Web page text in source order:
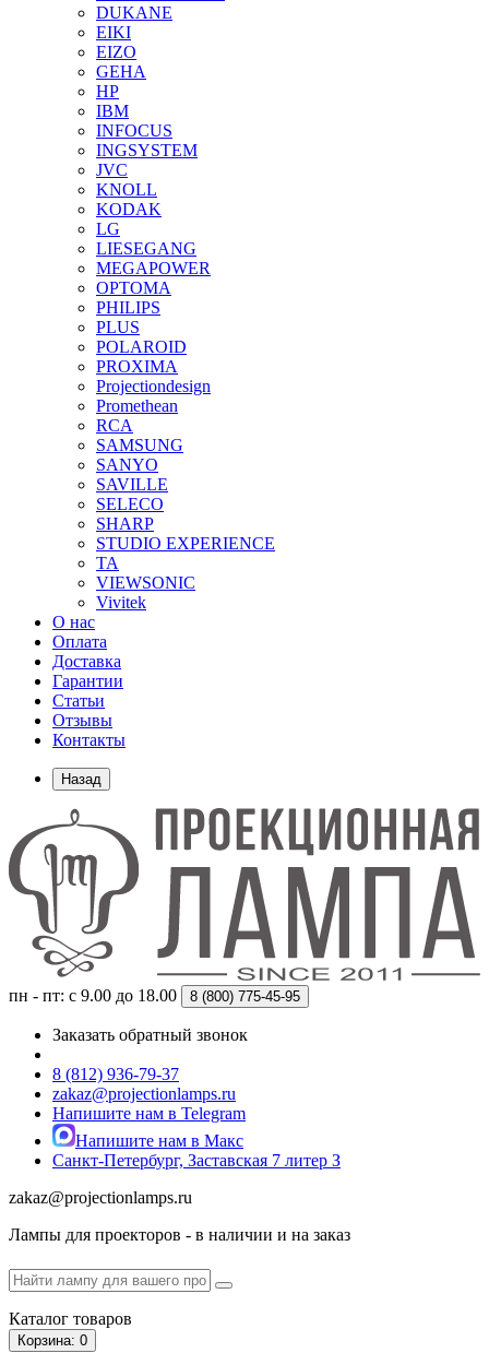
DUKANE
EIKI
EIZO
GEHA
HP
IBM
INFOCUS
INGSYSTEM
JVC
KNOLL
KODAK
LG
LIESEGANG
MEGAPOWER
OPTOMA
PHILIPS
PLUS
POLAROID
PROXIMA
Projectiondesign
Promethean
RCA
SAMSUNG
SANYO
SAVILLE
SELECO
SHARP
STUDIO EXPERIENCE
TA
VIEWSONIC
Vivitek
О нас
Оплата
Доставка
Гарантии
Статьи
Отзывы
Контакты
Назад
пн - пт: с 9.00 до 18.00 8 (800) 775-45-95
Заказать обратный звонок
8 (812) 936-79-37
zakaz@projectionlamps.ru
Напишите нам в Telegram
Напишите нам в Макс
Санкт-Петербург, Заставская 7 литер З
zakaz@projectionlamps.ru
Лампы для проекторов - в наличии и на заказ
Каталог товаров
Корзина: 0